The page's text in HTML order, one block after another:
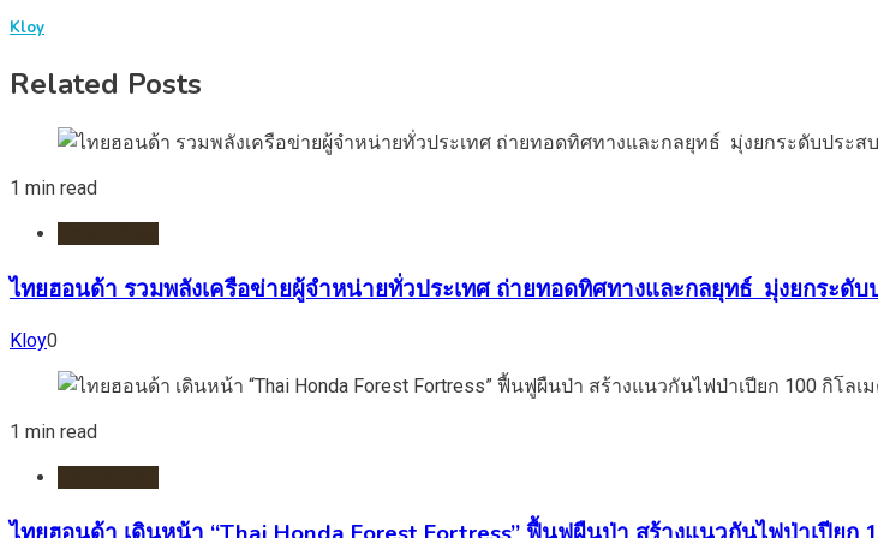
Kloy
Related Posts
1 min read
ไทยฮอนด้า รวมพลังเครือข่ายผู้จำหน่ายทั่วประเทศ ถ่ายทอดทิศทางและกลยุทธ์ มุ่งยกระดั
Kloy0
1 min read